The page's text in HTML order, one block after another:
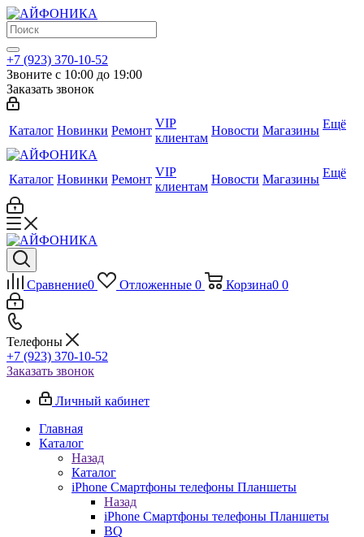
+7 (923) 370-10-52
Звоните с 10:00 до 19:00
Заказать звонок
Каталог Новинки Ремонт
VIP
клиентам
Новости Магазины Ещё
Каталог Новинки Ремонт
VIP
клиентам
Новости Магазины Ещё
Сравнение0 Отложенные 0 Корзина0 0
Телефоны
+7 (923) 370-10-52
Заказать звонок
Личный кабинет
Главная
Каталог
Назад
Каталог
iPhone Смартфоны телефоны Планшеты
Назад
iPhone Смартфоны телефоны Планшеты
BQ